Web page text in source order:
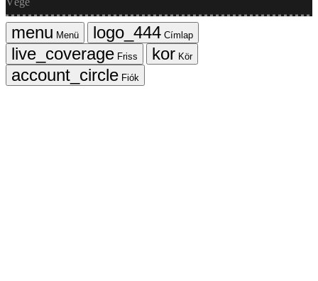
Menü
Címlap
Friss
Kör
Fiók